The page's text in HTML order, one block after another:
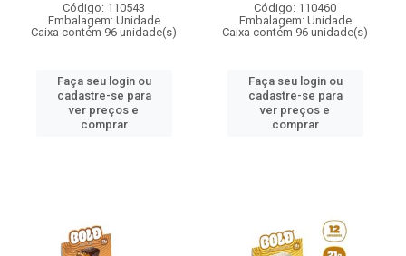
Código: 110543
Embalagem: Unidade
Caixa contém 96 unidade(s)
Faça seu login ou
cadastre-se para
ver preços e
comprar
Código: 110460
Embalagem: Unidade
Caixa contém 96 unidade(s)
Faça seu login ou
cadastre-se para
ver preços e
comprar